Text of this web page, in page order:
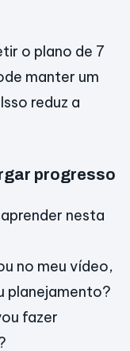
o plano de 7
manter um
reduz a
progresso
nesta
no meu vídeo,
planejamento?
fazer